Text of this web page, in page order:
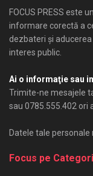
FOCUS PRESS este
informare corectă a
dezbateri şi
interes public.
Ai o informaţie sau
Trimite-ne mesajele
sau 0785.555.402 ori
Datele tale
Focus pe